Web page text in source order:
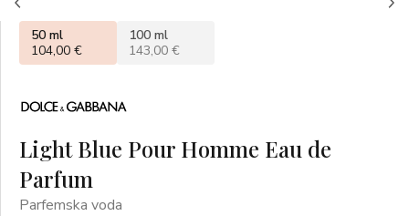
Light Blue Pour Homme Eau de
Parfum
Parfemska voda
50 ml
104,00 €
100 ml
143,00 €